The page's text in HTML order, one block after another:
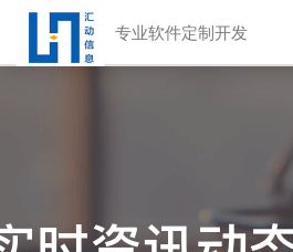
专业软件定制开发